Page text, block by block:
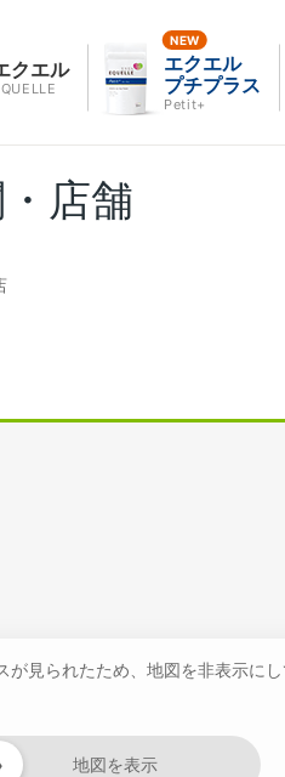
クエル
エクエル
プチプラス
Petit+
店舗
が見られたため、地図を非表示にし
地図を表示